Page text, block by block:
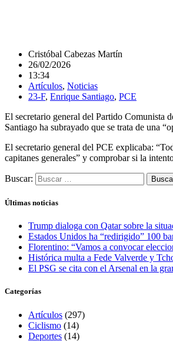
Cristóbal Cabezas Martín
26/02/2026
13:34
Artículos, Noticias
23-F, Enrique Santiago, PCE
El secretario general del Partido Comunista
Santiago ha subrayado que se trata de una
El secretario general del PCE explicaba:
capitanes generales” y comprobar si la
Buscar:
Últimas noticias
Trump dialoga con Qatar sobre la
Estados Unidos ha “redirigido” 100
Florentino: “Vamos a convocar
Histórica multa a Fede Valverde y
El PSG se cita con el Arsenal en la
Categorías
Artículos (297)
Ciclismo (14)
Deportes (14)